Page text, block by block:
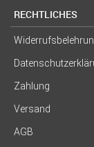
RECHTLICHES
Zahlung
Versand
AGB